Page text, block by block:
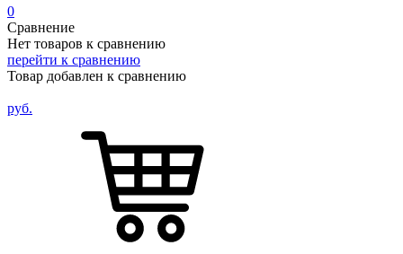
0
Сравнение
Нет товаров к сравнению
перейти к сравнению
Товар добавлен к сравнению
руб.